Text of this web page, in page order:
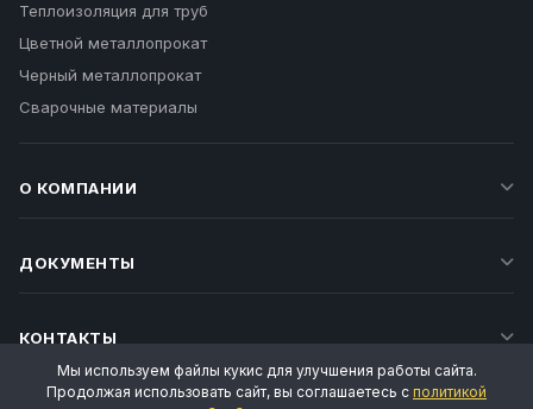
Теплоизоляция для труб
Цветной металлопрокат
Черный металлопрокат
Сварочные материалы
О КОМПАНИИ
ДОКУМЕНТЫ
КОНТАКТЫ
Мы используем файлы кукис для улучшения работы сайта.
Продолжая использовать сайт, вы соглашаетесь с политикой